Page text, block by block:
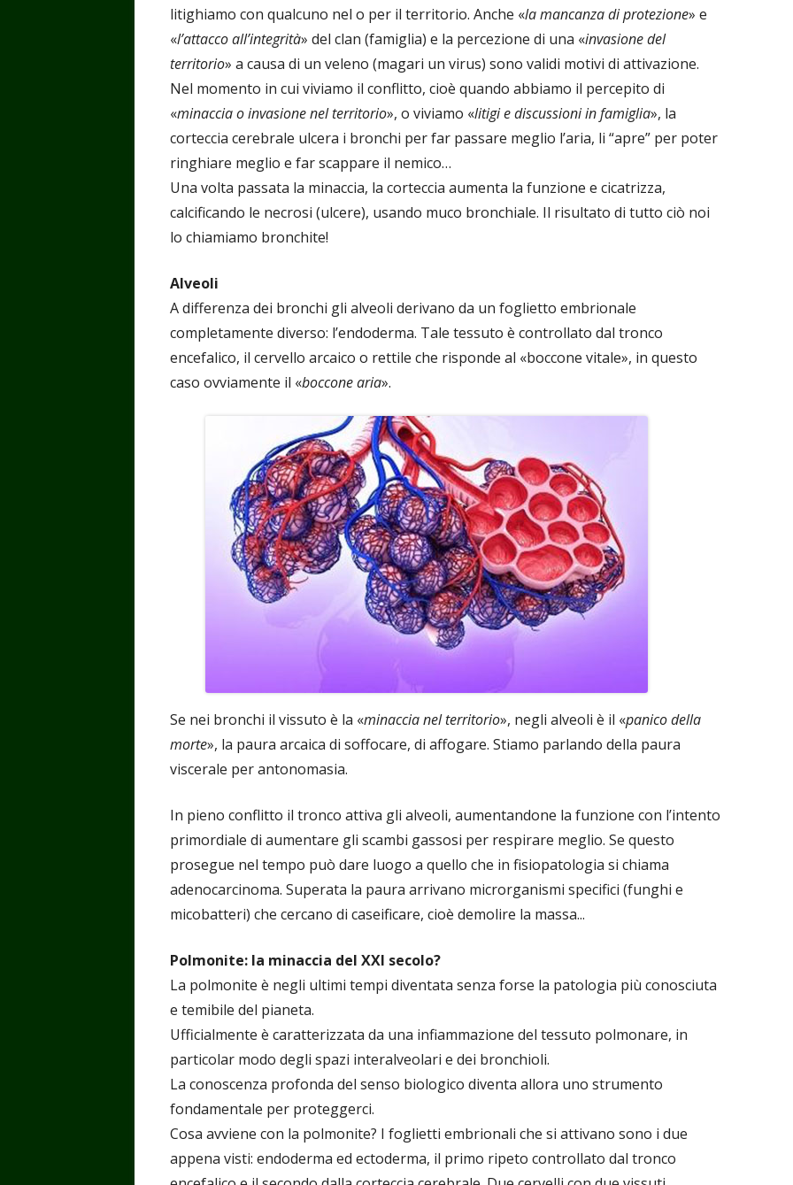
litighiamo con qualcuno nel o per il territorio. Anche «la mancanza di protezione» e
«l’attacco all’integrità» del clan (famiglia) e la percezione di una «invasione del
territorio» a causa di un veleno (magari un virus) sono validi motivi di attivazione.
Nel momento in cui viviamo il conflitto, cioè quando abbiamo il percepito di
«minaccia o invasione nel territorio», o viviamo «litigi e discussioni in famiglia», la
corteccia cerebrale ulcera i bronchi per far passare meglio l’aria, li “apre” per poter
ringhiare meglio e far scappare il nemico…
Una volta passata la minaccia, la corteccia aumenta la funzione e cicatrizza,
calcificando le necrosi (ulcere), usando muco bronchiale. Il risultato di tutto ciò noi
lo chiamiamo bronchite!
Alveoli
A differenza dei bronchi gli alveoli derivano da un foglietto embrionale
completamente diverso: l’endoderma. Tale tessuto è controllato dal tronco
encefalico, il cervello arcaico o rettile che risponde al «boccone vitale», in questo
caso ovviamente il «boccone aria».
Se nei bronchi il vissuto è la «minaccia nel territorio», negli alveoli è il «panico della
morte», la paura arcaica di soffocare, di affogare. Stiamo parlando della paura
viscerale per antonomasia.
In pieno conflitto il tronco attiva gli alveoli, aumentandone la funzione con l’intento
primordiale di aumentare gli scambi gassosi per respirare meglio. Se questo
prosegue nel tempo può dare luogo a quello che in fisiopatologia si chiama
adenocarcinoma. Superata la paura arrivano microrganismi specifici (funghi e
micobatteri) che cercano di caseificare, cioè demolire la massa...
Polmonite: la minaccia del XXI secolo?
La polmonite è negli ultimi tempi diventata senza forse la patologia più conosciuta
e temibile del pianeta.
Ufficialmente è caratterizzata da una infiammazione del tessuto polmonare, in
particolar modo degli spazi interalveolari e dei bronchioli.
La conoscenza profonda del senso biologico diventa allora uno strumento
fondamentale per proteggerci.
Cosa avviene con la polmonite? I foglietti embrionali che si attivano sono i due
appena visti: endoderma ed ectoderma, il primo ripeto controllato dal tronco